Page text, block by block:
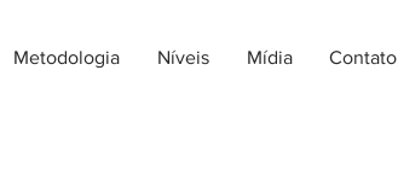
Metodologia Níveis Mídia Contato